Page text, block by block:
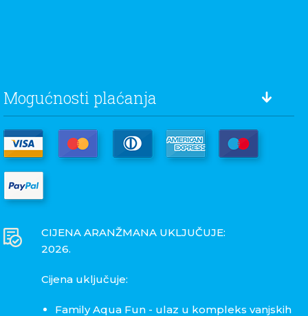
Mogućnosti plaćanja
CIJENA ARANŽMANA UKLJUČUJE:
2026.
Cijena uključuje:
Family Aqua Fun - ulaz u kompleks vanjskih